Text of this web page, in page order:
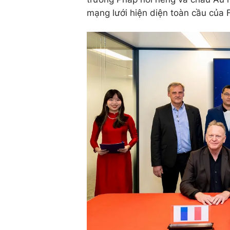
mạng lưới hiện diện toàn cầu của